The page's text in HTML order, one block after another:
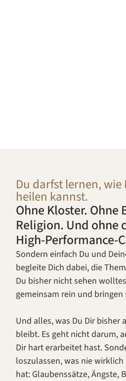
Du darfst lernen, wie
heilen kannst.
Ohne Kloster. Ohne
Religion. Und ohne
High-Performance-
Sondern einfach Du und
begleite Dich dabei, die
Du bisher nicht sehen
gemeinsam rein und bringen
Und alles, was Du Dir bisher
bleibt. Es geht nicht darum,
Dir hart erarbeitet hast.
loszulassen, was nie
hat: Glaubenssätze, Ängste,